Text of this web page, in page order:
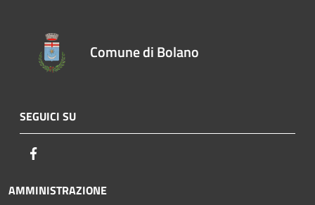
Comune di Bolano
SEGUICI SU
AMMINISTRAZIONE